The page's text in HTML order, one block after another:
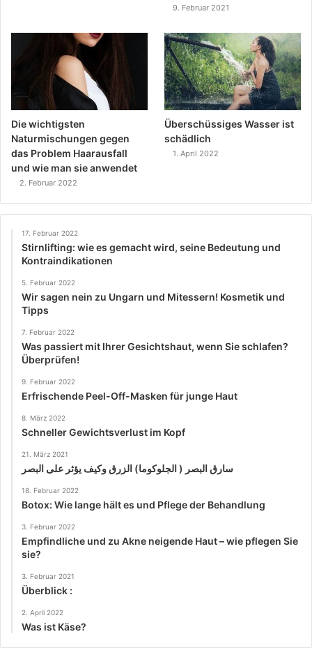
9. Februar 2021
Die wichtigsten
Naturmischungen gegen
das Problem Haarausfall
und wie man sie anwendet
2. Februar 2022
Überschüssiges Wasser ist
schädlich
1. April 2022
17. Februar 2022
Stirnlifting: wie es gemacht wird, seine Bedeutung und
Kontraindikationen
5. Februar 2022
Wir sagen nein zu Ungarn und Mitessern! Kosmetik und
Tipps
7. Februar 2022
Was passiert mit Ihrer Gesichtshaut, wenn Sie schlafen?
Überprüfen!
9. Februar 2022
Erfrischende Peel-Off-Masken für junge Haut
8. März 2022
Schneller Gewichtsverlust im Kopf
21. März 2021
سارق البصر ( الجلوكوما) الزرق وكيف يؤثر على البصر
18. Februar 2022
Botox: Wie lange hält es und Pflege der Behandlung
3. Februar 2022
Empfindliche und zu Akne neigende Haut – wie pflegen Sie
sie?
3. Februar 2021
Überblick :
2. April 2022
Was ist Käse?